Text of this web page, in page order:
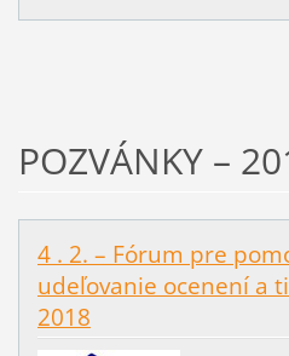
POZVÁNKY –
4 . 2. – Fórum pre
udeľovanie ocenení a
2018